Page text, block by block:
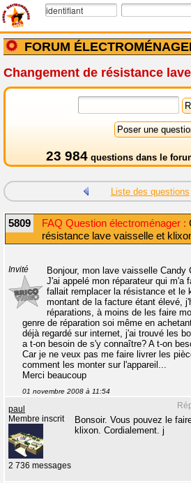
FORUM
Changement de résistance
23 984 questions dans le
Liste des questions
5809 FAQ Question électroménager :
résistance lave vaisselle et
Invité
Bonjour, mon lave vaisselle Candy
J'ai appelé mon réparateur qui m'a
fallait remplacer la résistance et le
montant de la facture étant élevé,
réparations, à moins de les faire
genre de réparation soi même en
déjà regardé sur internet, j'ai trouvé les
a t-on besoin de s'y connaître? A t-on
Car je ne veux pas me faire livrer les
comment les monter sur l'appareil...
Merci beaucoup
01 novembre 2008 à 11:54
paul
Membre inscrit
2 736 messages
Bonsoir. Vous pouvez le
klixon. Cordialement. j